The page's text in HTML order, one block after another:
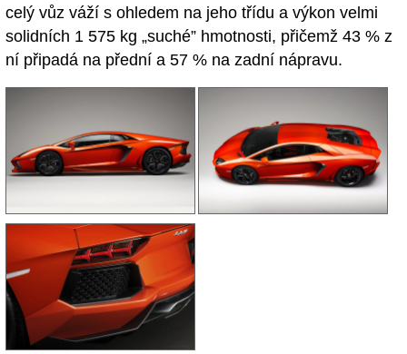
celý vůz váží s ohledem na jeho třídu a výkon velmi
solidních 1 575 kg „suché” hmotnosti, přičemž 43 % z
ní připadá na přední a 57 % na zadní nápravu.